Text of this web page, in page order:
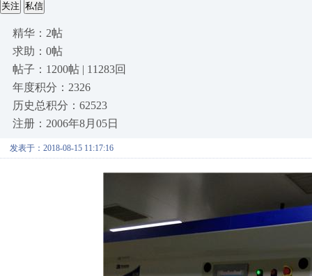
关注 私信
精华：2帖
求助：0帖
帖子：1200帖 | 11283回
年度积分：2326
历史总积分：62523
注册：2006年8月05日
发表于：2018-08-15 11:17:16